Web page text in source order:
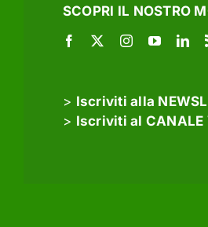
SCOPRI IL NOSTRO
> Iscriviti alla
> Iscriviti al CANALE